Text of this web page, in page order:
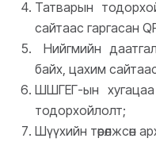
Татварын
сайтаас гаргасан
Нийгмийн
байх, цахим
ШШГЕГ-ын хугацаа
тодорхойлолт;
Шүүхийн төрөлжсөн